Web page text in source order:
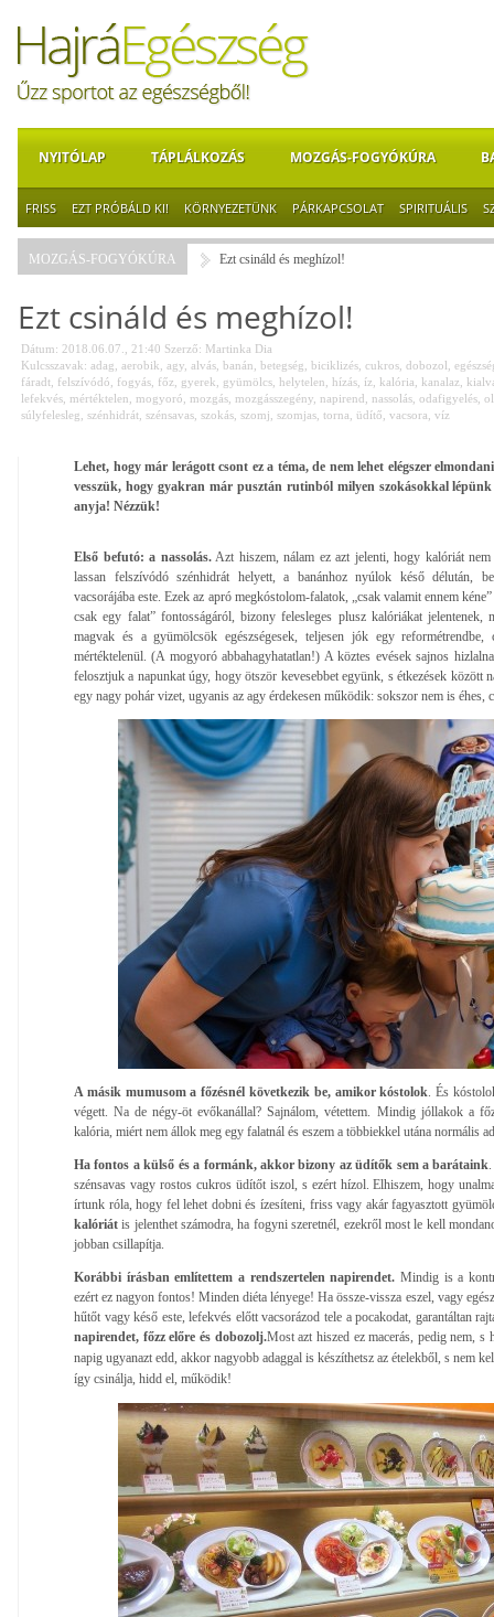
NYITÓLAP TÁPLÁLKOZÁS MOZGÁS-FOGYÓKÚRA
FRISS EZT PRÓBÁLD KI! KÖRNYEZETÜNK PÁRKAPCSOLAT SPIRITUÁLIS
MOZGÁS-FOGYÓKÚRA Ezt csináld és meghízol!
Ezt csináld és meghízol!
Dátum: 2018.06.07., 21:40 Szerző: Martinka Dia
Kulcsszavak: adag aerobik agy alvás banán betegség biciklizés cukros dobozol
fáradt felszívódó fogyás főz gyerek gyümölcs helytelen hízás íz kalória kanalaz
lefekvés mértéktelen mogyoró mozgás mozgásszegény napirend nassolás odafigyelés
súlyfelesleg szénhidrát szénsavas szokás szomj szomjas torna üdítő vacsora víz
Lehet, hogy már lerágott csont ez a téma, de nem lehet elégszer
vesszük, hogy gyakran már pusztán rutinból milyen szokásokkal
anyja! Nézzük!
Első befutó: a nassolás.Azt hiszem, nálam ez azt jelenti, hogy kalóriát
lassan felszívódó szénhidrát helyett, a banánhoz nyúlok késő délután,
vacsorájába este. Ezek az apró megkóstolom-falatok, „csak valamit ennem
csak egy falat” fontosságáról, bizony felesleges plusz kalóriákat
magvak és a gyümölcsök egészségesek, teljesen jók egy
mértéktelenül. (A mogyoró abbahagyhatatlan!) A köztes evések sajnos
felosztjuk a napunkat úgy, hogy ötször kevesebbet együnk, s étkezések között
egy nagy pohár vizet, ugyanis az agy érdekesen működik: sokszor nem is éhes,
A másik mumusom a főzésnél következik be, amikor kóstolok . És
végett. Na de négy-öt evőkanállal? Sajnálom, vétettem. Mindig jóllakok a
kalória, miért nem állok meg egy falatnál és eszem a többiekkel utána normális
Ha fontos a külső és a formánk, akkor bizony az üdítők sem a barátaink
szénsavas vagy rostos cukros üdítőt iszol, s ezért hízol. Elhiszem, hogy
írtunk róla, hogy fel lehet dobni és ízesíteni, friss vagy akár fagyasztott
kalóriát is jelenthet számodra, ha fogyni szeretnél, ezekről most le kell
jobban csillapítja.
Korábbi írásban említettem a rendszertelen napirendet. Mindig is a
ezért ez nagyon fontos! Minden diéta lényege! Ha össze-vissza eszel, vagy
hűtőt vagy késő este, lefekvés előtt vacsorázod tele a pocakodat, garantáltan
napirendet, főzz előre és dobozolj.Most azt hiszed ez macerás, pedig nem, s
napig ugyanazt edd, akkor nagyobb adaggal is készíthetsz az ételekből, s nem
így csinálja, hidd el, működik!